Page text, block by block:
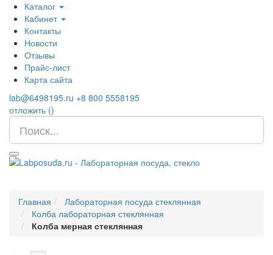
Каталог
Кабинет
Контакты
Новости
Отзывы
Прайс-лист
Карта сайта
lab@6498195.ru +8 800 5558195
отложить ()
Главная
Лабораторная посуда стеклянная
Колба лабораторная стеклянная
Колба мерная стеклянная